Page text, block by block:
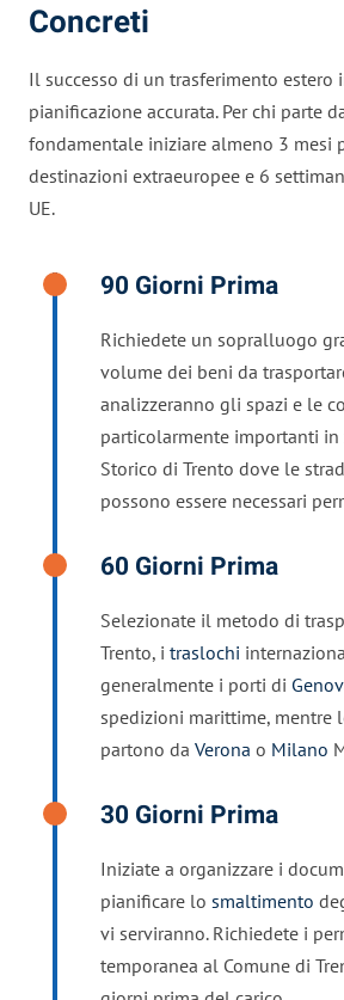
Concreti
Il successo di un trasferimento estero
pianificazione accurata. Per chi parte
fondamentale iniziare almeno 3 mesi
destinazioni extraeuropee e 6
UE.
90 Giorni Prima
Richiedete un sopralluogo
volume dei beni da
analizzeranno gli spazi e le
particolarmente importanti in
Storico di Trento dove le
possono essere necessari
60 Giorni Prima
Selezionate il metodo di
Trento, i traslochi
generalmente i porti di
spedizioni marittime, mentre
partono da Verona o Milano
30 Giorni Prima
Iniziate a organizzare i
pianificare lo smaltimento
vi serviranno. Richiedete i
temporanea al Comune di